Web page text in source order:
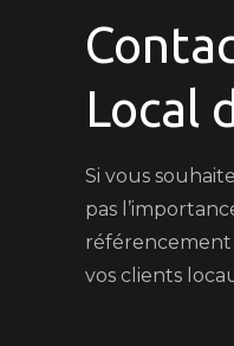
Local
Si vous
pas
référencement
vos clients